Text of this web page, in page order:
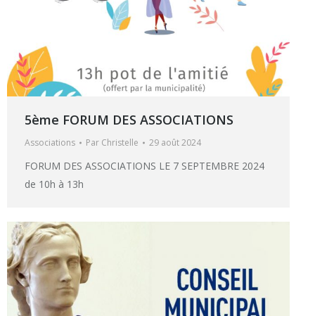
5ème FORUM DES ASSOCIATIONS
Associations Par Christelle 29 août 2024
FORUM DES ASSOCIATIONS LE 7 SEPTEMBRE 2024
de 10h à 13h